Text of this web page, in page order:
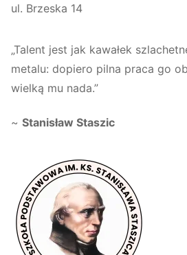
ul. Brzeska 14
„Talent jest jak kawałek
metalu: dopiero pilna praca go
wielką mu nada.”
~ Stanisław Staszic